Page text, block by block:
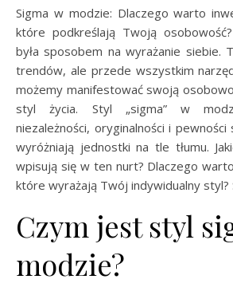
Sigma w modzie: Dlaczego warto inwestować w ubrania,
które podkreślają Twoją osobowość?
była sposobem na wyrażanie siebie.
trendów, ale przede wszystkim
możemy manifestować swoją
styl życia. Styl „sigma” w
niezależności, oryginalności i
wyróżniają jednostki na tle tłumu.
wpisują się w ten nurt? Dlaczego
które wyrażają Twój indywidualny styl?
Czym jest styl
modzie?